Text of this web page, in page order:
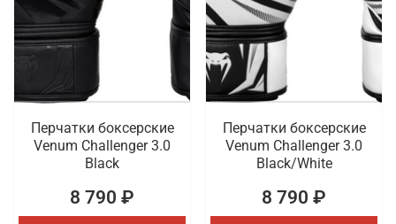
Перчатки боксерские
Venum Challenger 3.0
Black
8 790 ₽
Перчатки боксерские
Venum Challenger 3.0
Black/White
8 790 ₽